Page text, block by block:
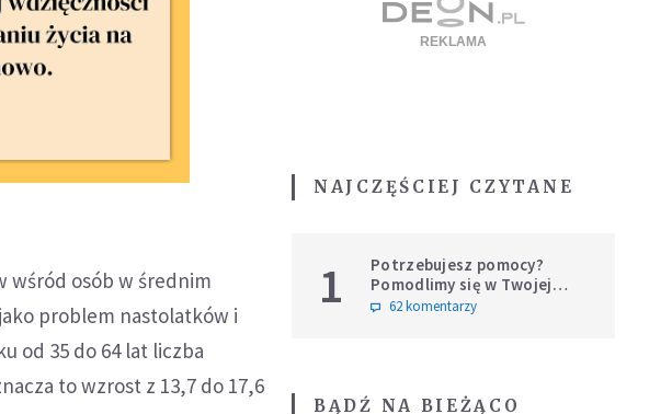
wśród osób w średnim
problem nastolatków i
od 35 do 64 lat liczba
to wzrost z 13,7 do 17,6
NAJCZĘŚCIEJ CZYTANE
1
Potrzebujesz pomocy?
Pomodlimy się w Twojej
intencji
62 komentarzy
BĄDŹ NA BIEŻĄCO